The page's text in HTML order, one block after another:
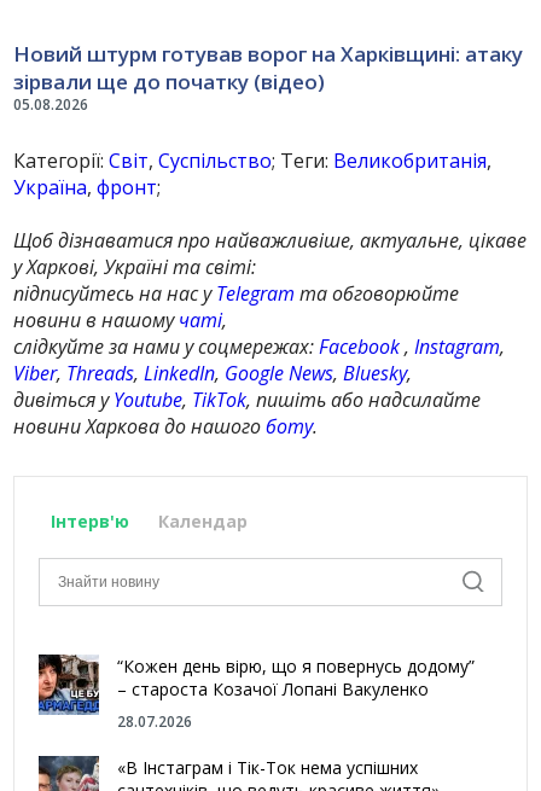
05.08.2026
Новий штурм готував ворог на Харківщині: атаку
зірвали ще до початку (відео)
Категорії:Світ,Суспільство; Теги: Великобританія,
Україна,фронт;
Щоб дізнаватися про найважливіше, актуальне, цікаве
у Харкові, Україні та світі:
підписуйтесь на нас уTelegram та обговорюйте
новини в нашомучаті,
слідкуйте за нами у соцмережах:Facebook,Instagram,
Viber, Threads,LinkedIn, Google News,Bluesky,
дивіться уYoutube, TikTok, пишіть або надсилайте
новини Харкова до нашогоботу.
Інтерв'ю Календар
“Кожен день вірю, що я повернусь додому”
– староста Козачої Лопані Вакуленко
28.07.2026
«В Інстаграм і Тік-Ток нема успішних